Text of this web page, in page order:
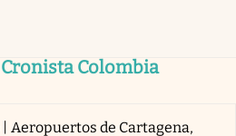
Colombia
Aeropuertos de Cartagena,